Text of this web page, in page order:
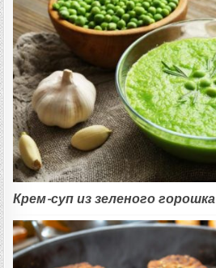
Крем-суп из зеленого горошка